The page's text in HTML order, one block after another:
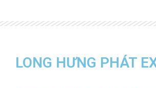
LONG HƯNG PHÁT